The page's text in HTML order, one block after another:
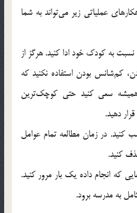
عملياتي زير مي‌تواند به شما
نسبت به کودک خود ادا کنيد. هرگز از
کم‌شانس بودن استفاده نکنيد که
سعي کنيد حتي کوچک‌ترين
دهيد.
کنيد. در زمان مطالعه تمام عوامل
کنيد.
که انجام داده يک بار مرور کنيد.
به مدرسه برود.